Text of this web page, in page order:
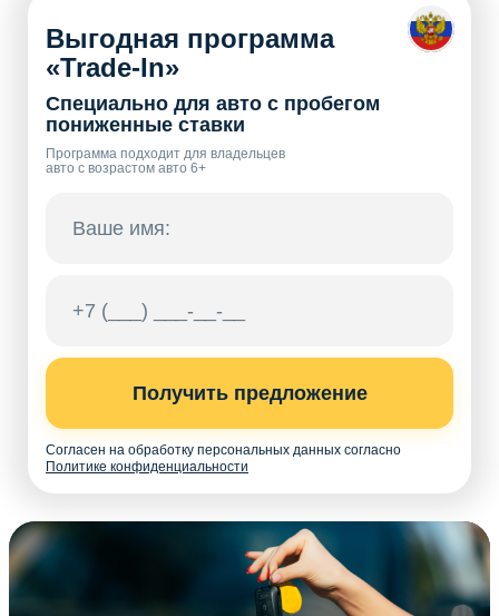
Выгодная программа
«Trade-In»
Специально для авто с пробегом
пониженные ставки
Программа подходит для владельцев
авто с возрастом авто 6+
Получить предложение
Согласен на обработку персональных данных согласно
Политике конфиденциальности